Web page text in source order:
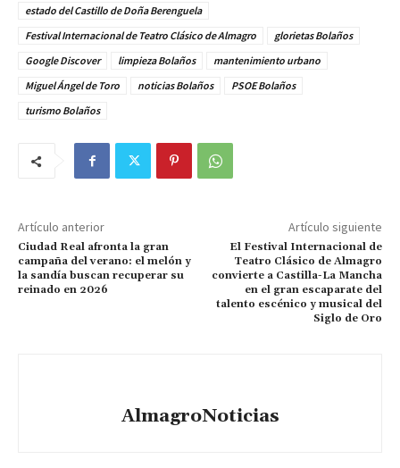
estado del Castillo de Doña Berenguela
Festival Internacional de Teatro Clásico de Almagro
glorietas Bolaños
Google Discover
limpieza Bolaños
mantenimiento urbano
Miguel Ángel de Toro
noticias Bolaños
PSOE Bolaños
turismo Bolaños
Artículo anterior
Ciudad Real afronta la gran
campaña del verano: el melón y
la sandía buscan recuperar su
reinado en 2026
Artículo siguiente
El Festival Internacional de
Teatro Clásico de Almagro
convierte a Castilla-La Mancha
en el gran escaparate del
talento escénico y musical del
Siglo de Oro
AlmagroNoticias